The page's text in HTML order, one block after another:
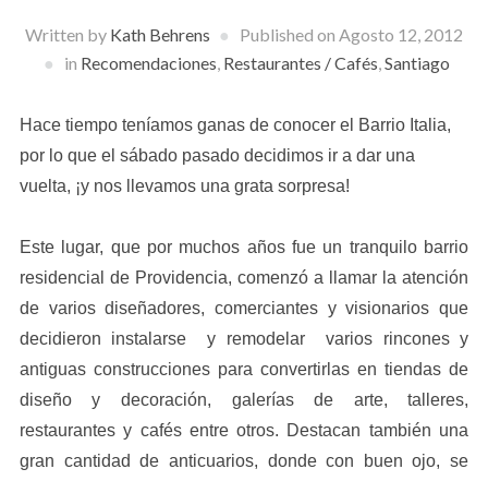
Written by Kath Behrens Published on Agosto 12, 2012
in Recomendaciones, Restaurantes / Cafés,Santiago
Hace tiempo teníamos ganas de conocer el Barrio Italia,
por lo que el sábado pasado decidimos ir a dar una
vuelta, ¡y nos llevamos una grata sorpresa!
Este lugar, que por muchos años fue un tranquilo barrio
residencial de Providencia, comenzó a llamar la atención
de varios diseñadores, comerciantes y visionarios que
decidieron instalarse y remodelar varios rincones y
antiguas construcciones para convertirlas en tiendas de
diseño y decoración, galerías de arte, talleres,
restaurantes y cafés entre otros. Destacan también una
gran cantidad de anticuarios, donde con buen ojo, se